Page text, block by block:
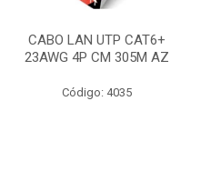
CABO LAN UTP CAT6+
23AWG 4P CM 305M AZ
Código: 4035